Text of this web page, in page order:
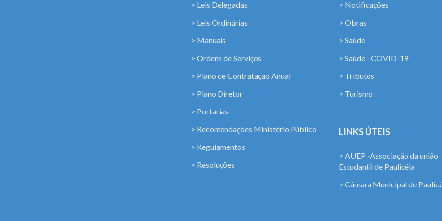
> Leis Delegadas
> Leis Ordinárias
> Manuais
> Ordens de Serviços
> Plano de Contratação Anual
> Plano Diretor
> Portarias
> Recomendações Ministério Público
> Regulamentos
> Resoluções
> Notificações
> Obras
> Saúde
> Saúde - COVID-19
> Tributos
> Turismo
LINKS ÚTEIS
> AUEP -Associação da união
Estudantil de Paulicéia
> Câmara Municipal de